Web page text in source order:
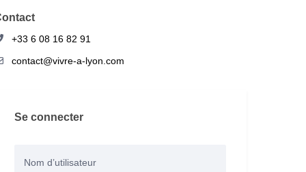
+33 6 08 16 82 91
contact@vivre-a-lyon.com
Se connecter